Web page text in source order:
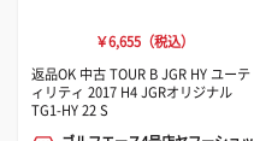
￥6,655（税込）
返品OK 中古 TOUR B JGR HY ユーテ
ィリティ 2017 H4 JGRオリジナル
TG1-HY 22 S